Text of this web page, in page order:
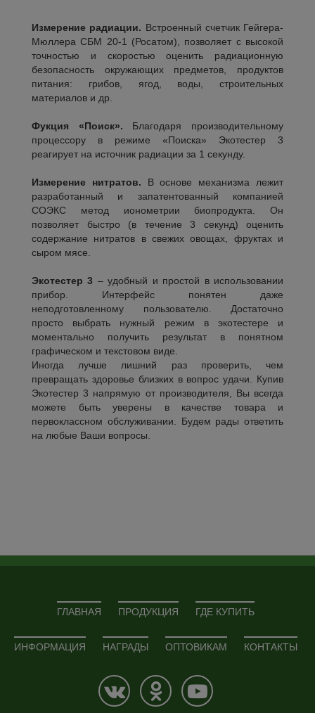
Измерение радиации. Встроенный счетчик Гейгера-
Мюллера СБМ 20-1 (Росатом), позволяет с высокой
точностью и скоростью оценить радиационную
безопасность окружающих предметов, продуктов
питания: грибов, ягод, воды, строительных
материалов и др.
Фукция «Поиск». Благодаря производительному
процессору в режиме «Поиска» Экотестер 3
реагирует на источник радиации за 1 секунду.
Измерение нитратов. В основе механизма лежит
разработанный и запатентованный компанией
СОЭКС метод ионометрии биопродукта. Он
позволяет быстро (в течение 3 секунд) оценить
содержание нитратов в свежих овощах, фруктах и
сыром мясе.
Экотестер 3 – удобный и простой в использовании
прибор. Интерфейс понятен даже
неподготовленному пользователю. Достаточно
просто выбрать нужный режим в экотестере и
моментально получить результат в понятном
графическом и текстовом виде.
Иногда лучше лишний раз проверить, чем
превращать здоровье близких в вопрос удачи. Купив
Экотестер 3 напрямую от производителя, Вы всегда
можете быть уверены в качестве товара и
первоклассном обслуживании. Будем рады ответить
на любые Ваши вопросы.
ГЛАВНАЯ ПРОДУКЦИЯ ГДЕ КУПИТЬ
ИНФОРМАЦИЯ НАГРАДЫ ОПТОВИКАМ КОНТАКТЫ